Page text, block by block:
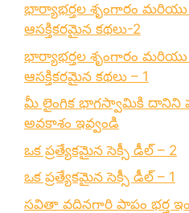
భార్యాభర్తల శృంగారం
ఆసక్తికరమైన కథలు-2
భార్యాభర్తల శృంగారం
ఆసక్తికరమైన కథలు – 1
మీ లైంగిక భాగస్వామికి దానిని
అవకాశం ఇవ్వండి
ఒక ప్రత్యేకమైన సెక్సీ డీల్ – 2
ఒక ప్రత్యేకమైన సెక్సీ డీల్ – 1
సవితా వదినగారి పాపం భర్త